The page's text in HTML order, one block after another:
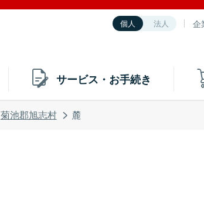
個人 法人 企
サービス・お手続き
菊池郡旭志村 麓